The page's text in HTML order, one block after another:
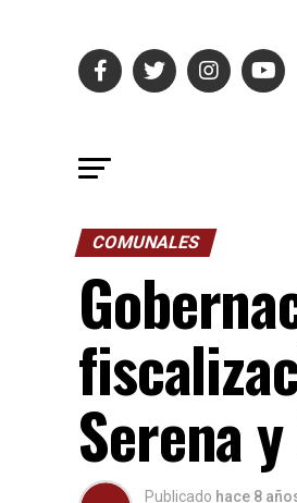
COMUNALES
Serena
Publicado hace 8